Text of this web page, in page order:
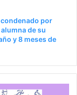
por
de su
y 8 meses de